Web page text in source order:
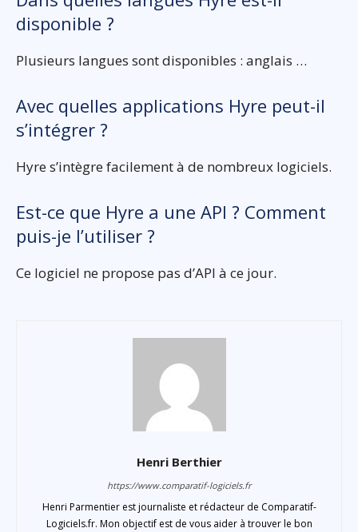
disponible ?
Plusieurs langues sont disponibles : anglais …
Avec quelles applications Hyre peut-il
s’intégrer ?
Hyre s’intègre facilement à de nombreux logiciels.
Est-ce que Hyre a une API ? Comment
puis-je l’utiliser ?
Ce logiciel ne propose pas d’API à ce jour.
Henri Berthier
https://www.comparatif-logiciels.fr
Henri Parmentier est journaliste et rédacteur de Comparatif-
Logiciels.fr. Mon objectif est de vous aider à trouver le bon